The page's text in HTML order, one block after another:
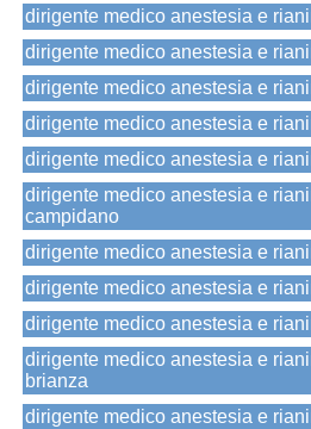
dirigente medico anestesia e
dirigente medico anestesia e
dirigente medico anestesia e
dirigente medico anestesia e
dirigente medico anestesia e
dirigente medico anestesia e
campidano
dirigente medico anestesia e
dirigente medico anestesia e
dirigente medico anestesia e
dirigente medico anestesia e
brianza
dirigente medico anestesia e